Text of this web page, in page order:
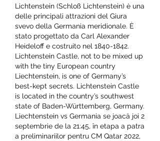
Lichtenstein (Schloß Lichtenstein) è una
delle principali attrazioni del Giura
svevo della Germania meridionale. È
stato progettato da Carl Alexander
Heideloff e costruito nel 1840-1842.
Lichtenstein Castle, not to be mixed up
with the tiny European country
Liechtenstein, is one of Germany’s
best-kept secrets. Lichtenstein Castle
is located in the country’s southwest
state of Baden-Württemberg, Germany.
Liechtenstein vs Germania se joacă joi 2
septembrie de la 21:45, în etapa a patra
a preliminariilor pentru CM Qatar 2022,